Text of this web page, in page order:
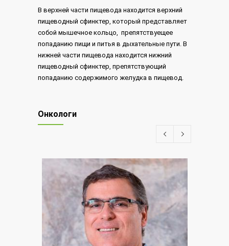
В верхней части пищевода находится верхний
пищеводный сфинктер, который представляет
собой мышечное кольцо, препятствуещее
попаданию пищи и питья в дыхательные пути. В
нижней части пищевода находится нижний
пищеводный сфинктер, препятствующий
попаданию содержимого желудка в пищевод.
Онкологи